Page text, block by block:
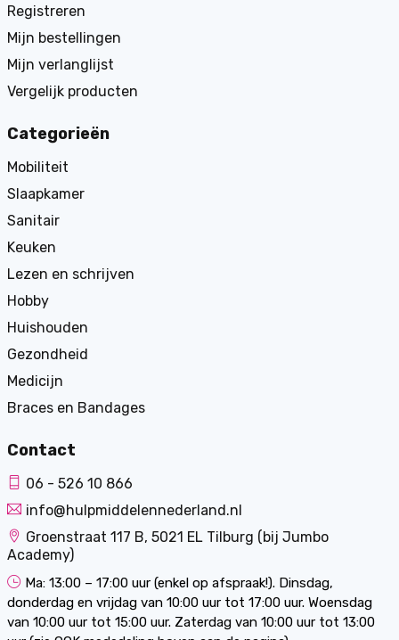
Registreren
Mijn bestellingen
Mijn verlanglijst
Vergelijk producten
Categorieën
Mobiliteit
Slaapkamer
Sanitair
Keuken
Lezen en schrijven
Hobby
Huishouden
Gezondheid
Medicijn
Braces en Bandages
Contact
06 - 526 10 866
info@hulpmiddelennederland.nl
Groenstraat 117 B, 5021 EL Tilburg (bij Jumbo
Academy)
Ma: 13:00 – 17:00 uur (enkel op afspraak!). Dinsdag,
donderdag en vrijdag van 10:00 uur tot 17:00 uur. Woensdag
van 10:00 uur tot 15:00 uur. Zaterdag van 10:00 uur tot 13:00